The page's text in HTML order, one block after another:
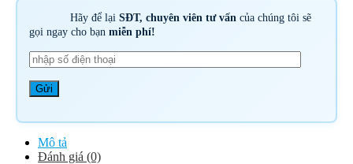
Hãy để lạiSĐT, chuyên viên tư vấncủa chúng tôi sẽ
gọi ngay cho bạn miễn phí!
Mô tả
Đánh giá (0)